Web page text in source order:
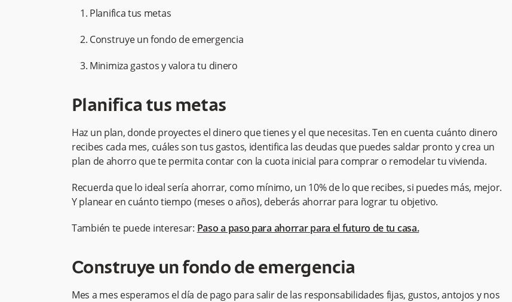
Planifica tus metas
Construye un fondo de emergencia
Minimiza gastos y valora tu dinero
Planifica tus metas
Haz un plan, donde proyectes el dinero que tienes y el que necesitas. Ten en cuenta cuánto dinero
recibes cada mes, cuáles son tus gastos, identifica las deudas que puedes saldar pronto y crea un
plan de ahorro que te permita contar con la cuota inicial para comprar o remodelar tu vivienda.
Recuerda que lo ideal sería ahorrar, como mínimo, un 10% de lo que recibes, si puedes más, mejor.
Y planear en cuánto tiempo (meses o años), deberás ahorrar para lograr tu objetivo.
También te puede interesar: Paso a paso para ahorrar para el futuro de tu casa.
Construye un fondo de emergencia
Mes a mes esperamos el día de pago para salir de las responsabilidades fijas, gustos, antojos y nos